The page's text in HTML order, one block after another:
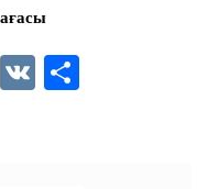
T V